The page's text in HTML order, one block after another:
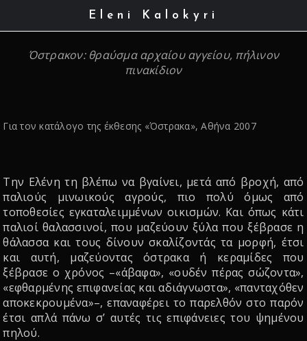
Eleni Kalokyri
Όστρακον: θραύσμα αρχαίου αγγείου, πήλινον
πινακίδιον
Για τον κατάλογο της έκθεσης «Όστρακα», Αθήνα 2007
Την Ελένη τη βλέπω να βγαίνει, μετά από βροχή, από
παλιούς μινωικούς αγρούς, πιο πολύ όμως από
τοποθεσίες εγκαταλειμμένων οικισμών. Και όπως κάτι
παλιοί θαλασσινοί, που μαζεύουν ξύλα που ξέβρασε η
θάλασσα και τους δίνουν σκαλίζοντάς τα μορφή, έτσι
και αυτή, μαζεύοντας όστρακα ή κεραμίδες που
ξέβρασε ο χρόνος –«άβαφα», «ουδέν πέρας σώζοντα»,
«εφθαρμένης επιφανείας και αδιάγνωστα», «πανταχόθεν
αποκεκρουμένα»–, επαναφέρει το παρελθόν στο παρόν
έτσι απλά πάνω σ’ αυτές τις επιφάνειες του ψημένου
πηλού.